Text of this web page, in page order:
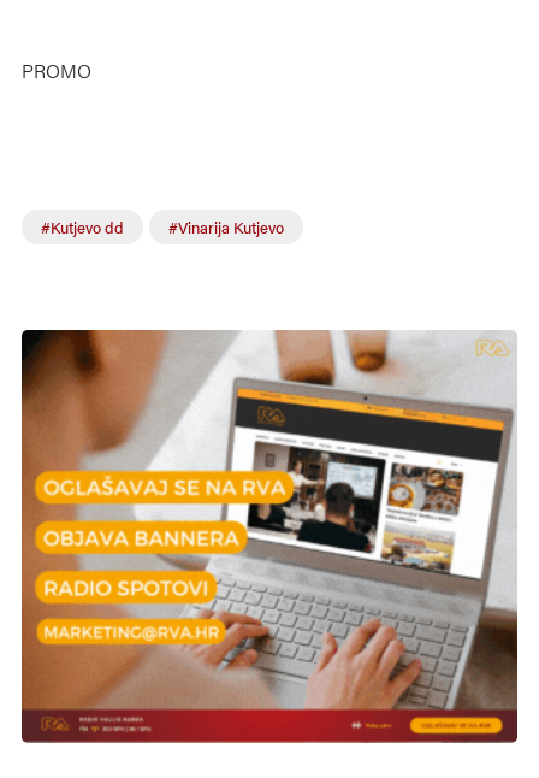
PROMO
#Kutjevo dd #Vinarija Kutjevo